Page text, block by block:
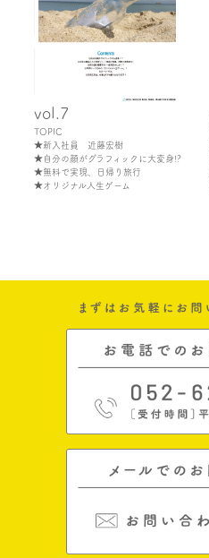
vol.7
TOPIC
★新入社員 近藤宏樹
★自分の顔がグラフィックに大変身!?
★無料で実現、日帰り旅行
★オリジナル人生ゲーム